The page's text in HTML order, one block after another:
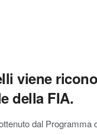
viene
della FIA.
dal